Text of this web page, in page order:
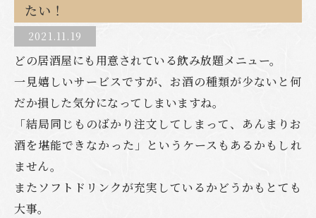
たい！
2021.11.19
どの居酒屋にも用意されている飲み放題メニュー。
一見嬉しいサービスですが、お酒の種類が少ないと何
だか損した気分になってしまいますね。
「結局同じものばかり注文してしまって、あんまりお
酒を堪能できなかった」というケースもあるかもしれ
ません。
またソフトドリンクが充実しているかどうかもとても
大事。